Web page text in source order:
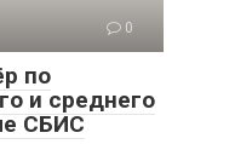
0
по
и среднего
СБИС